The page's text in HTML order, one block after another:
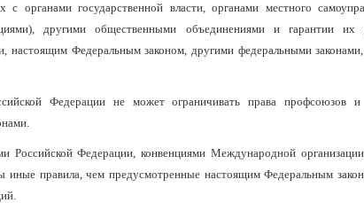
органами государственной власти, органами местного
другими общественными объединениями и гарантии их
настоящим Федеральным законом, другими федеральными
Федерации не может ограничивать права профсоюзов и
Российской Федерации, конвенциями Международной
иные правила, чем предусмотренные настоящим Федеральным